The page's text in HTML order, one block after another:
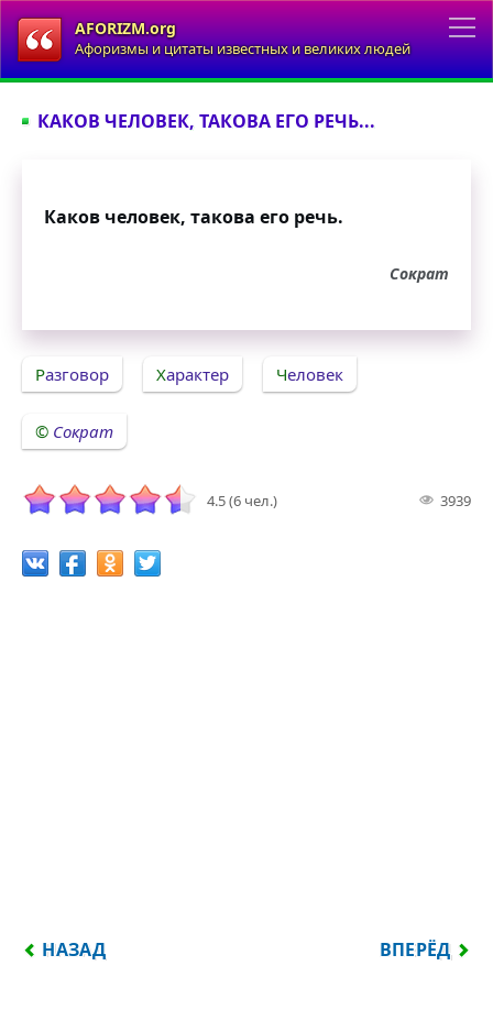
AFORIZM.org
Афоризмы и цитаты известных и великих людей
КАКОВ ЧЕЛОВЕК, ТАКОВА ЕГО РЕЧЬ...
Каков человек, такова его речь.
Сократ
Разговор Характер Человек
Сократ
4.5 (6 чел.) 3939
ПРЕДЫДУЩИЙ: ОТЛИЧНАЯ РАБОТА...
НАЗАД ВПЕРЁД